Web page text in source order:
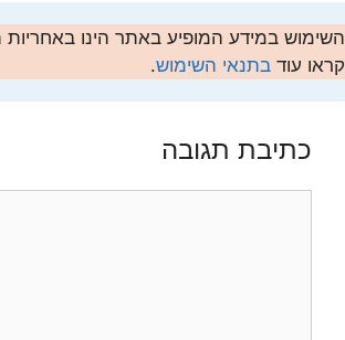
השימוש במידע המופיע באתר הינו
קראו עוד בתנאי השימוש.
כתיבת תגובה